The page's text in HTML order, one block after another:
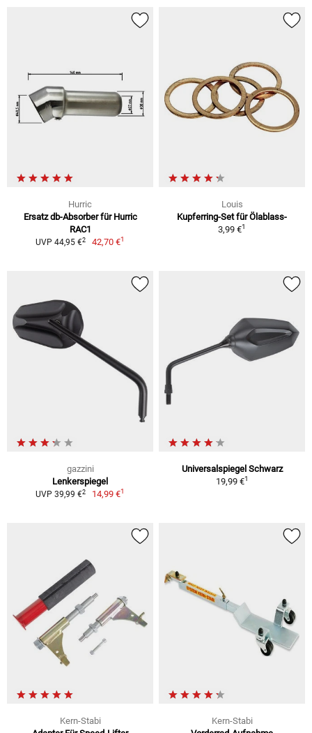
Hurric
Ersatz db-Absorber für Hurric
RAC1
UVP 44,95 €2 42,70 €1
Louis
Kupferring-Set für Ölablass-
3,99 €1
gazzini
Lenkerspiegel
UVP 39,99 €2 14,99 €1
Universalspiegel Schwarz
19,99 €1
Kern-Stabi
Kern-Stabi